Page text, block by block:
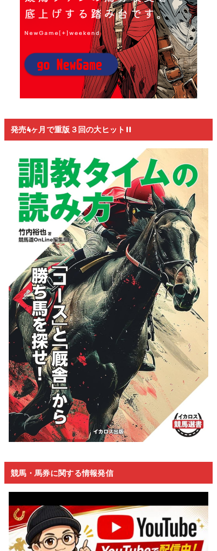
発売4ヶ月で重版３回の大ヒット!!
競馬・馬券に関する情報発信